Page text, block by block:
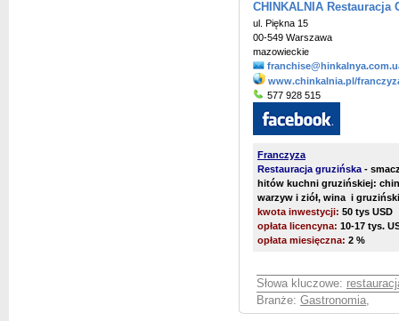
CHINKALNIA Restauracja
ul. Piękna 15
00-549 Warszawa
mazowieckie
www.chinkalnia.pl/
577 928 515
Franczyza
Restauracja gruzińska -
hitów kuchni gruzińskiej:
warzyw i ziół, wina i
kwota inwestycji: 50 tys USD
opłata licencyna: 10-17 tys.
opłata miesięczna: 2 %
Słowa kluczowe:
Branże: Gastronomia,